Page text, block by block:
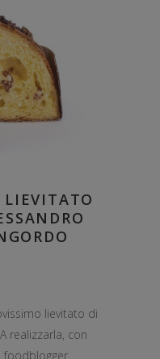
lievitato di
realizzarla, con
foodblogger